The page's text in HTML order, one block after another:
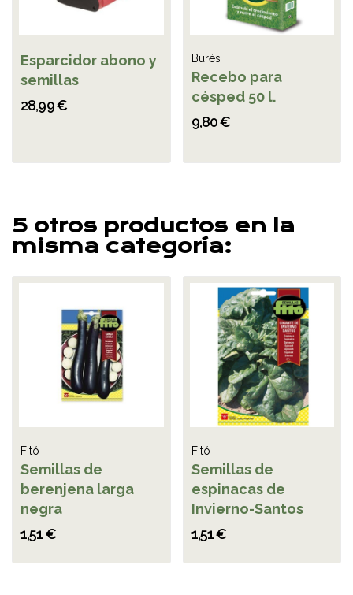
Esparcidor abono y
semillas
28,99 €
Burés
Recebo para
césped 50 l.
9,80 €
5 otros productos en la
misma categoría:
Fitó
Semillas de
berenjena larga
negra
1,51 €
Fitó
Semillas de
espinacas de
Invierno-Santos
1,51 €